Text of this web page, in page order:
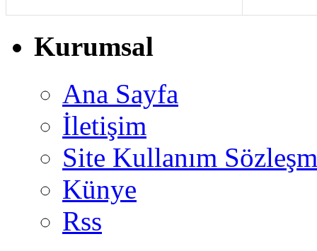
Kurumsal
Ana Sayfa
İletişim
Site Kullanım
Künye
Rss